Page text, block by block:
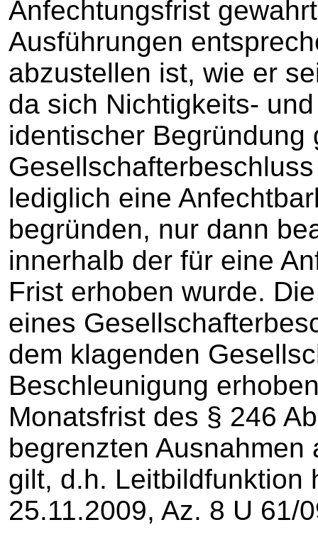
Anfechtungsfrist
Ausführungen
abzustellen ist, wie er
da sich Nichtigkeits-
identischer Begründung
lediglich eine
begründen, nur dann
innerhalb der für eine
Frist erhoben wurde.
eines
dem klagenden
Beschleunigung
Monatsfrist des § 246
begrenzten
gilt, d.h. Leitbildfunktion
25.11.2009, Az. 8 U 61/